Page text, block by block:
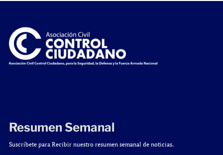
Resumen Semanal
Suscríbete para Recibir nuestro resumen semanal de noticias.